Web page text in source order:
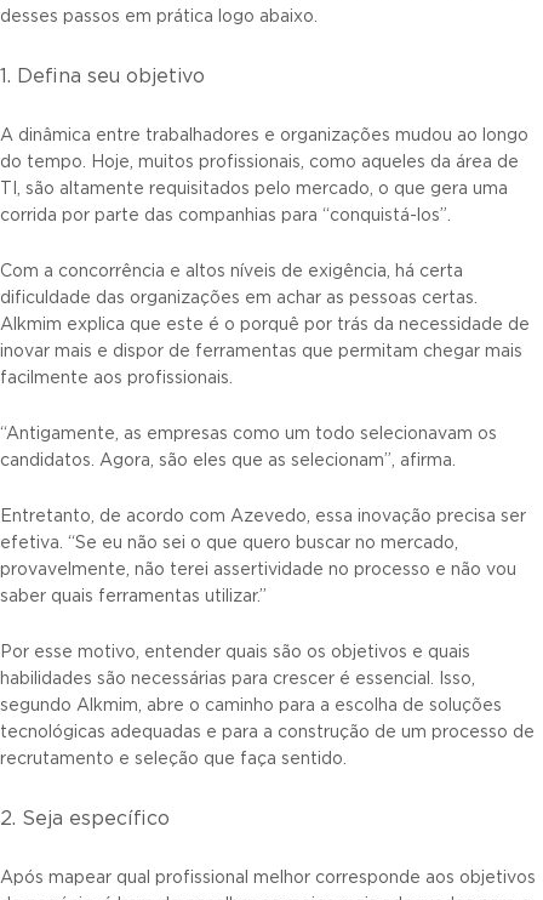
desses passos em prática logo abaixo.
1. Defina seu objetivo
A dinâmica entre trabalhadores e organizações mudou ao longo
do tempo. Hoje, muitos profissionais, como aqueles da área de
TI, são altamente requisitados pelo mercado, o que gera uma
corrida por parte das companhias para “conquistá-los”.
Com a concorrência e altos níveis de exigência, há certa
dificuldade das organizações em achar as pessoas certas.
Alkmim explica que este é o porquê por trás da necessidade de
inovar mais e dispor de ferramentas que permitam chegar mais
facilmente aos profissionais.
“Antigamente, as empresas como um todo selecionavam os
candidatos. Agora, são eles que as selecionam”, afirma.
Entretanto, de acordo com Azevedo, essa inovação precisa ser
efetiva. “Se eu não sei o que quero buscar no mercado,
provavelmente, não terei assertividade no processo e não vou
saber quais ferramentas utilizar.”
Por esse motivo, entender quais são os objetivos e quais
habilidades são necessárias para crescer é essencial. Isso,
segundo Alkmim, abre o caminho para a escolha de soluções
tecnológicas adequadas e para a construção de um processo de
recrutamento e seleção que faça sentido.
2. Seja específico
Após mapear qual profissional melhor corresponde aos objetivos